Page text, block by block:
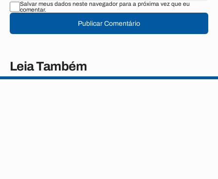
Salvar meus dados neste navegador para a próxima vez que eu
comentar.
Publicar Comentário
Leia Também